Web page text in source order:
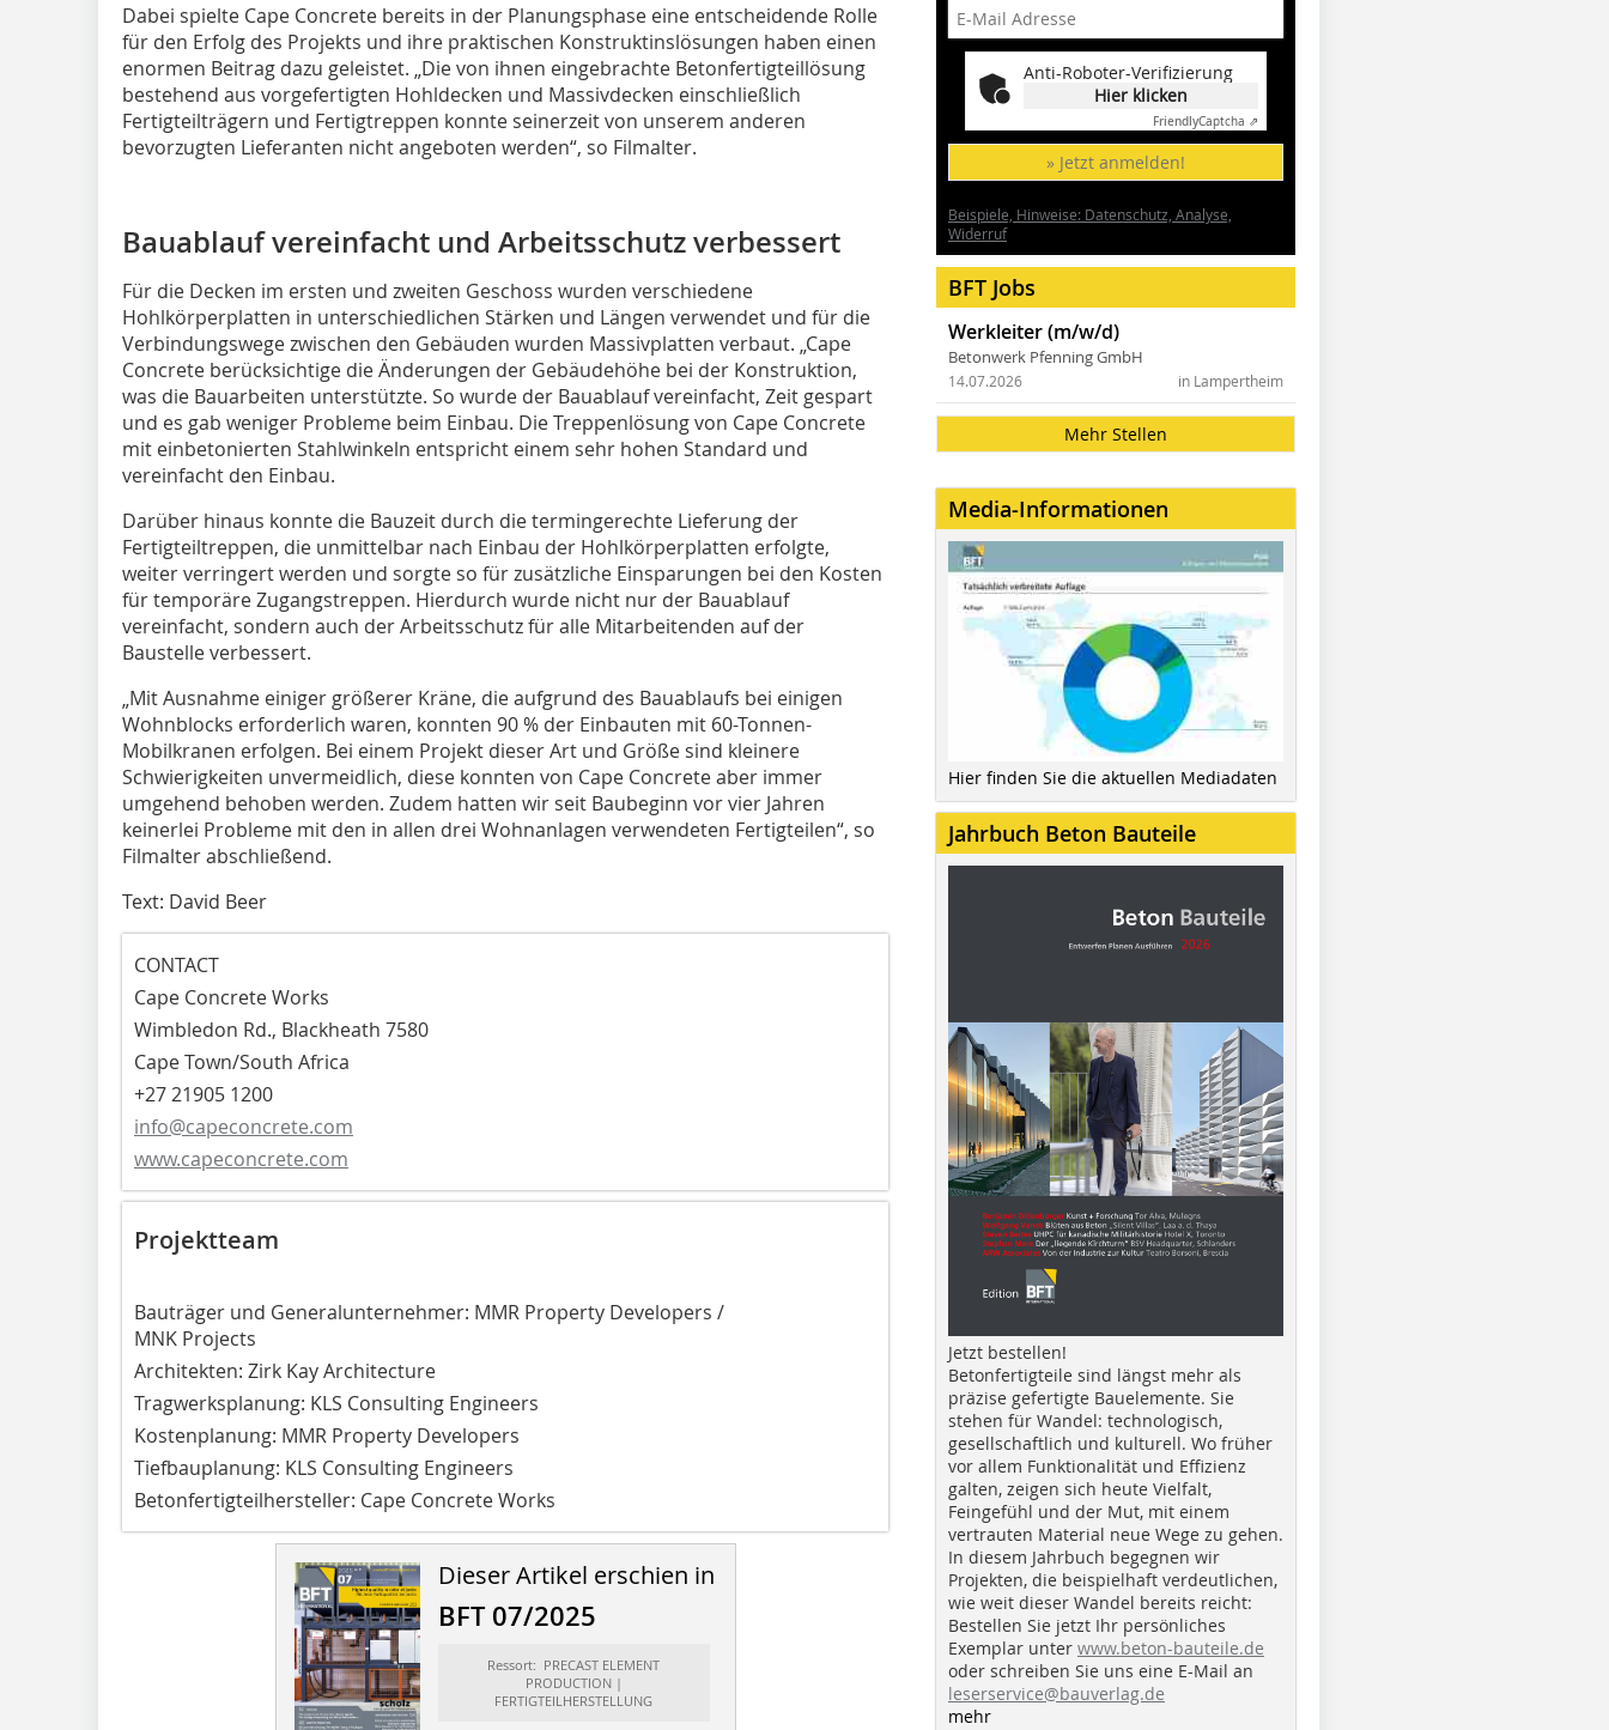
Dabei spielte Cape Concrete bereits in der Planungsphase eine entscheidende Rolle
für den Erfolg des Projekts und ihre praktischen Konstruktinslösungen haben einen
enormen Beitrag dazu geleistet. „Die von ihnen eingebrachte Betonfertigteillösung
bestehend aus vorgefertigten Hohldecken und Massivdecken einschließlich
Fertigteilträgern und Fertigtreppen konnte seinerzeit von unserem anderen
bevorzugten Lieferanten nicht angeboten werden“, so Filmalter.
Bauablauf vereinfacht und Arbeitsschutz verbessert
Für die Decken im ersten und zweiten Geschoss wurden verschiedene
Hohlkörperplatten in unterschiedlichen Stärken und Längen verwendet und für die
Verbindungswege zwischen den Gebäuden wurden Massivplatten verbaut. „Cape
Concrete berücksichtige die Änderungen der Gebäudehöhe bei der Konstruktion,
was die Bauarbeiten unterstützte. So wurde der Bauablauf vereinfacht, Zeit gespart
und es gab weniger Probleme beim Einbau. Die Treppenlösung von Cape Concrete
mit einbetonierten Stahlwinkeln entspricht einem sehr hohen Standard und
vereinfacht den Einbau.
Darüber hinaus konnte die Bauzeit durch die termingerechte Lieferung der
Fertigteiltreppen, die unmittelbar nach Einbau der Hohlkörperplatten erfolgte,
weiter verringert werden und sorgte so für zusätzliche Einsparungen bei den Kosten
für temporäre Zugangstreppen. Hierdurch wurde nicht nur der Bauablauf
vereinfacht, sondern auch der Arbeitsschutz für alle Mitarbeitenden auf der
Baustelle verbessert.
„Mit Ausnahme einiger größerer Kräne, die aufgrund des Bauablaufs bei einigen
Wohnblocks erforderlich waren, konnten 90 % der Einbauten mit 60-Tonnen-
Mobilkranen erfolgen. Bei einem Projekt dieser Art und Größe sind kleinere
Schwierigkeiten unvermeidlich, diese konnten von Cape Concrete aber immer
umgehend behoben werden. Zudem hatten wir seit Baubeginn vor vier Jahren
keinerlei Probleme mit den in allen drei Wohnanlagen verwendeten Fertigteilen“, so
Filmalter abschließend.
Text: David Beer
CONTACT
Cape Concrete Works
Wimbledon Rd., Blackheath 7580
Cape Town/South Africa
+27 21905 1200
info@capeconcrete.com
www.capeconcrete.com
Projektteam
Bauträger und Generalunternehmer: MMR Property Developers /
MNK Projects
Architekten: Zirk Kay Architecture
Tragwerksplanung: KLS Consulting Engineers
Kostenplanung: MMR Property Developers
Tiefbauplanung: KLS Consulting Engineers
Betonfertigteilhersteller: Cape Concrete Works
Dieser Artikel erschien in
BFT 07/2025
Ressort: PRECAST ELEMENT
PRODUCTION |
FERTIGTEILHERSTELLUNG
Anti-Roboter-Verifizierung
Hier klicken
FriendlyCaptcha ⇗
» Jetzt anmelden!
Beispiele, Hinweise: Datenschutz, Analyse,
Widerruf
BFT Jobs
Werkleiter (m/w/d)
Betonwerk Pfenning GmbH
in Lampertheim
14.07.2026
Mehr Stellen
Media-Informationen
Hier finden Sie die aktuellen Mediadaten
Jahrbuch Beton Bauteile
Jetzt bestellen!
Betonfertigteile sind längst mehr als
präzise gefertigte Bauelemente. Sie
stehen für Wandel: technologisch,
gesellschaftlich und kulturell. Wo früher
vor allem Funktionalität und Effizienz
galten, zeigen sich heute Vielfalt,
Feingefühl und der Mut, mit einem
vertrauten Material neue Wege zu gehen.
In diesem Jahrbuch begegnen wir
Projekten, die beispielhaft verdeutlichen,
wie weit dieser Wandel bereits reicht:
Bestellen Sie jetzt Ihr persönliches
Exemplar unter www.beton-bauteile.de
oder schreiben Sie uns eine E-Mail an
leserservice@bauverlag.de
mehr